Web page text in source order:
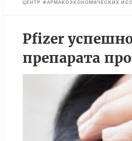
ЦЕНТР ФАРМАКОЭКОНОМИЧЕСКИХ
Pfizer
препарата